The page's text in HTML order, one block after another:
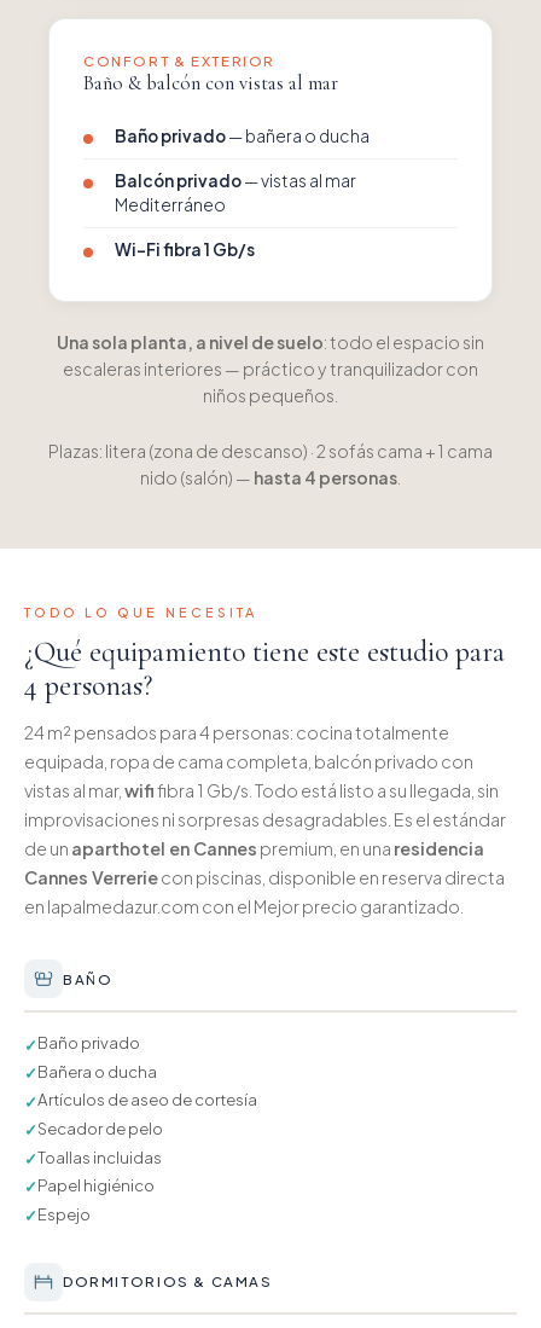
CONFORT & EXTERIOR
Baño & balcón con vistas al mar
Baño privado— bañera o ducha
Balcón privado— vistas al mar
Mediterráneo
Wi-Fi fibra 1 Gb/s
Una sola planta, a nivel de suelo: todo el espacio sin
escaleras interiores — práctico y tranquilizador con
niños pequeños.
Plazas: litera (zona de descanso) · 2 sofás cama + 1 cama
nido (salón) — hasta 4 personas
TODO LO QUE NECESITA
¿Qué equipamiento tiene este estudio para
4 personas?
24 m² pensados para 4 personas: cocina totalmente
equipada, ropa de cama completa, balcón privado con
vistas al mar, wififibra 1 Gb/s. Todo está listo a su llegada, sin
improvisaciones ni sorpresas desagradables. Es el estándar
de un aparthotel en Cannes premium, en una residencia
Cannes Verreriecon piscinas, disponible en reserva directa
en lapalmedazur.com con el Mejor precio garantizado.
BAÑO
✓Baño privado
✓Bañera o ducha
✓Artículos de aseo de cortesía
✓Secador de pelo
✓Toallas incluidas
✓Papel higiénico
✓Espejo
DORMITORIOS & CAMAS